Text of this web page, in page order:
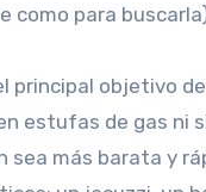
como para
principal objetivo
estufas de gas ni
sea más barata y